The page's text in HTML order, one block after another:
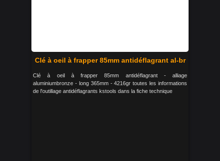
Clé à oeil à frapper 85mm antidéflagrant al-br
Clé à oeil à frapper 85mm antidéflagrant - alliage
aluminiumbronze - long 365mm - 4216gr toutes les informations
de l'outillage antidéflagrants kstools dans la fiche technique